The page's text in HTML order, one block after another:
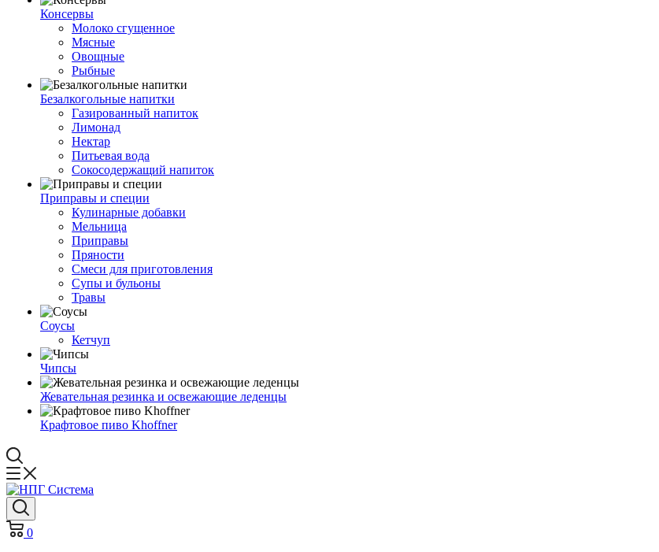
Консервы
Молоко сгущенное
Мясные
Овощные
Рыбные
Безалкогольные напитки
Газированный напиток
Лимонад
Нектар
Питьевая вода
Сокосодержащий напиток
Приправы и специи
Кулинарные добавки
Мельница
Приправы
Пряности
Смеси для приготовления
Супы и бульоны
Травы
Соусы
Кетчуп
Чипсы
Жевательная резинка и освежающие леденцы
Крафтовое пиво Khoffner
0